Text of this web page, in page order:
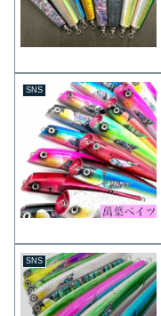
SNS
SNS